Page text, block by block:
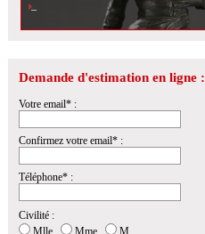
Demande d'estimation en ligne :
Votre email* :
Confirmez votre email* :
Téléphone* :
Civilité :
Mlle
Mme
M.